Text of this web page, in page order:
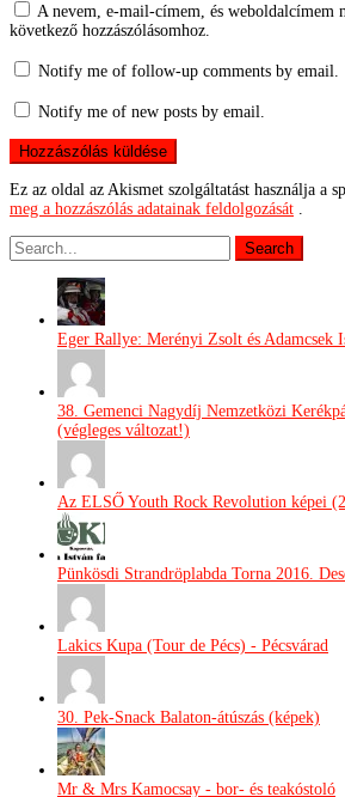
A nevem, e-mail-címem, és weboldalcímem
következő hozzászólásomhoz.
Notify me of follow-up comments by email.
Notify me of new posts by email.
Ez az oldal az Akismet szolgáltatást használja a
meg a hozzászólás adatainak feldolgozását
Eger Rallye: Merényi Zsolt és Adamcsek
38. Gemenci Nagydíj Nemzetközi
(végleges változat!)
Az ELSŐ Youth Rock Revolution képei
Pünkösdi Strandröplabda Torna 2016.
Lakics Kupa (Tour de Pécs) - Pécsvárad
30. Pek-Snack Balaton-átúszás (képek)
Mr & Mrs Kamocsay - bor- és teakóstoló